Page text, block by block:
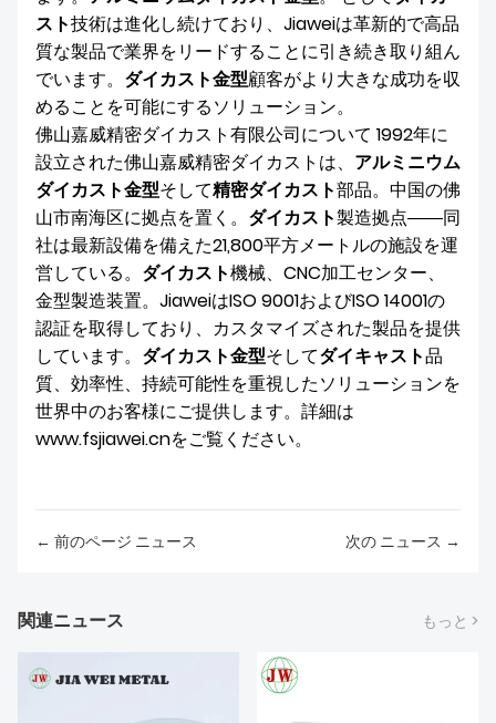
スト技術は進化し続けており、Jiaweiは革新的で高品
質な製品で業界をリードすることに引き続き取り組ん
でいます。 ダイカスト金型顧客がより大きな成功を収
めることを可能にするソリューション。
佛山嘉威精密ダイカスト有限公司について 1992年に
設立された佛山嘉威精密ダイカストは、 アルミニウム
ダイカスト金型そして精密ダイカスト部品。中国の佛
山市南海区に拠点を置く。 ダイカスト製造拠点――同
社は最新設備を備えた21,800平方メートルの施設を運
営している。 ダイカスト機械、CNC加工センター、
金型製造装置。JiaweiはISO 9001およびISO 14001の
認証を取得しており、カスタマイズされた製品を提供
しています。 ダイカスト金型そしてダイキャスト品
質、効率性、持続可能性を重視したソリューションを
世界中のお客様にご提供します。詳細は
www.fsjiawei.cnをご覧ください。
← 前のページ ニュース 次の ニュース →
関連ニュース もっと >